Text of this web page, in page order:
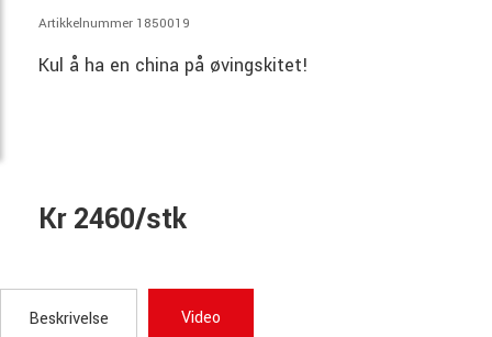
Artikkelnummer 1850019
Kul å ha en china på øvingskitet!
Kr 2460/stk
Beskrivelse Video